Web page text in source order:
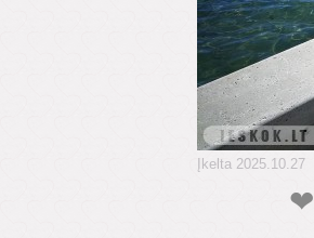
Įkelta 2025.10.27
❤